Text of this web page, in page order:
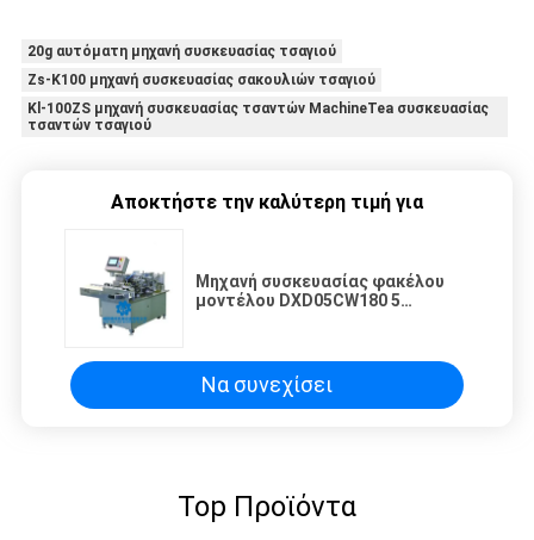
20g αυτόματη μηχανή συσκευασίας τσαγιού
Zs-K100 μηχανή συσκευασίας σακουλιών τσαγιού
Kl-100ZS μηχανή συσκευασίας τσαντών MachineTea συσκευασίας
τσαντών τσαγιού
Αποκτήστε την καλύτερη τιμή για
Μηχανή συσκευασίας φακέλου
μοντέλου DXD05CW180 5
Να συνεχίσει
Top Προϊόντα